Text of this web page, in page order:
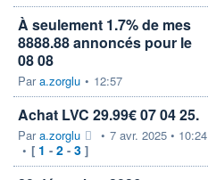
À seulement 1.7% de mes
8888.88 annoncés pour le
08 08
Para.zorglu • 12:57
Achat LVC 29.99€ 07 04 25.
Para.zorglu • 7 avr. 2025 • 10:24
• [ 1 - 2 - 3 ]